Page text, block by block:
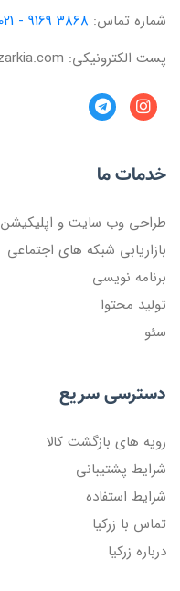
شماره تماس:
پست الکترونیکی: info@zarkia.com
خدمات ما
طراحی وب سایت و اپلیکیشن
بازاریابی شبکه های اجتماعی
برنامه نویسی
تولید محتوا
سئو
دسترسی سریع
رویه های بازگشت کالا
شرایط پشتیبانی
شرایط استفاده
تماس با زرکیا
درباره زرکیا